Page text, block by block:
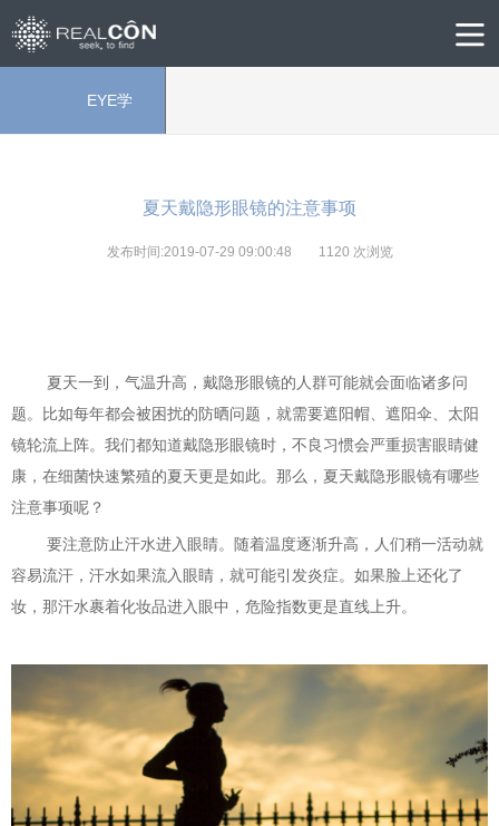
EYE学
夏天戴隐形眼镜的注意事项
发布时间:2019-07-29 09:00:48 1120 次浏览
夏天一到，气温升高，戴隐形眼镜的人群可能就会面临诸多问
题。比如每年都会被困扰的防晒问题，就需要遮阳帽、遮阳伞、太阳
镜轮流上阵。我们都知道戴隐形眼镜时，不良习惯会严重损害眼睛健
康，在细菌快速繁殖的夏天更是如此。那么，夏天戴隐形眼镜有哪些
注意事项呢？
要注意防止汗水进入眼睛。随着温度逐渐升高，人们稍一活动就
容易流汗，汗水如果流入眼睛，就可能引发炎症。如果脸上还化了
妆，那汗水裹着化妆品进入眼中，危险指数更是直线上升。